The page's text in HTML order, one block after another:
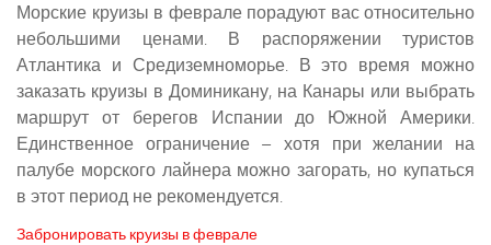
Морские круизы в феврале порадуют вас относительно
небольшими ценами. В распоряжении туристов
Атлантика и Средиземноморье. В это время можно
заказать круизы в Доминикану, на Канары или выбрать
маршрут от берегов Испании до Южной Америки.
Единственное ограничение – хотя при желании на
палубе морского лайнера можно загорать, но купаться
в этот период не рекомендуется.
Забронировать круизы в феврале